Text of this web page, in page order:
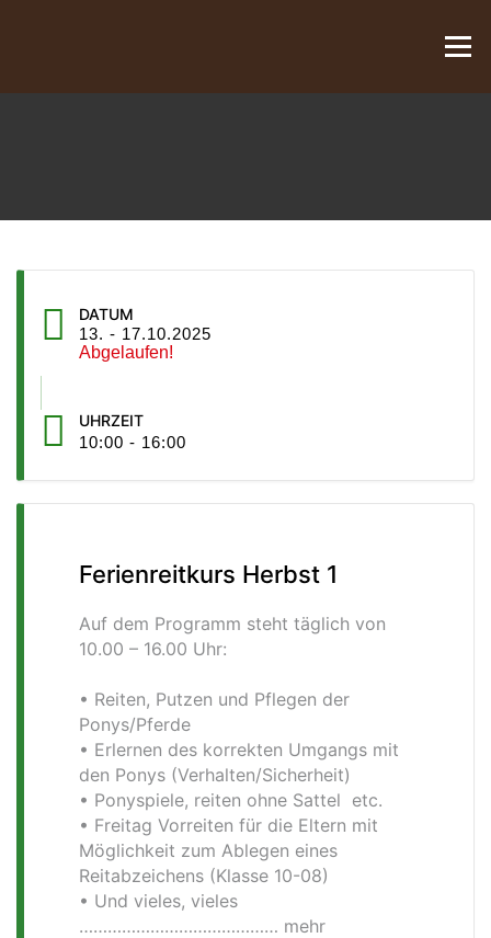
Menü
DATUM
13. - 17.10.2025
Abgelaufen!
UHRZEIT
10:00 - 16:00
Ferienreitkurs Herbst 1
Auf dem Programm steht täglich von
10.00 – 16.00 Uhr:
• Reiten, Putzen und Pflegen der
Ponys/Pferde
• Erlernen des korrekten Umgangs mit
den Ponys (Verhalten/Sicherheit)
• Ponyspiele, reiten ohne Sattel etc.
• Freitag Vorreiten für die Eltern mit
Möglichkeit zum Ablegen eines
Reitabzeichens (Klasse 10-08)
• Und vieles, vieles
…………………………………… mehr